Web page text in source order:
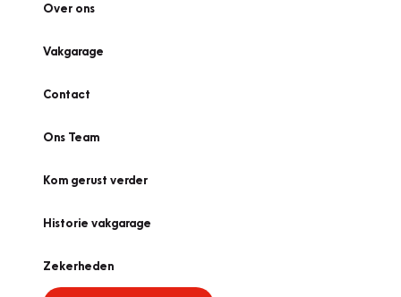
Over ons
Vakgarage
Contact
Ons Team
Kom gerust verder
Historie vakgarage
Zekerheden